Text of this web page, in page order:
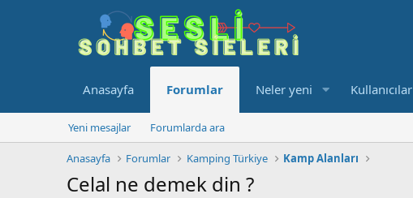
Anasayfa Forumlar Neler yeni Kullanıcılar
Yeni mesajlar Forumlarda ara
Anasayfa Forumlar Kamping Türkiye Kamp Alanları
Celal ne demek din ?